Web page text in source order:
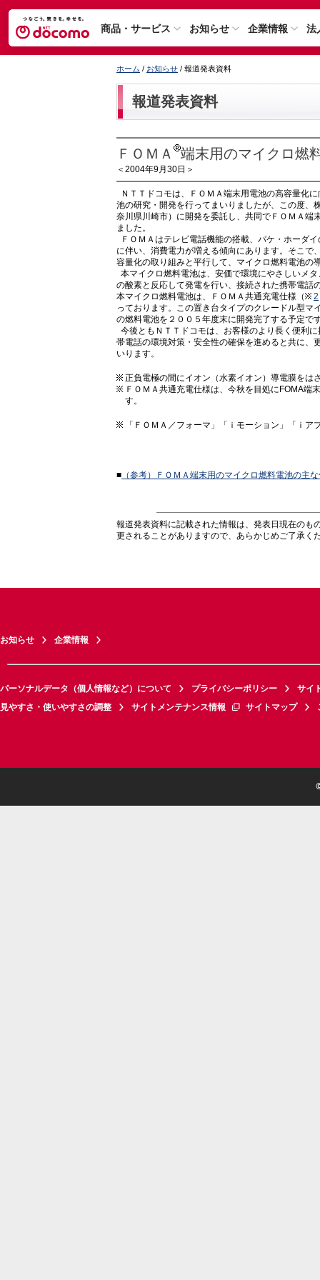
商品・サービス お知らせ 企業情報 法
ホーム / お知らせ / 報道発表資料
報道発表資料
ＦＯＭＡ 端末用のマイクロ燃
＜2004年9月30日＞
ＮＴＴドコモは、ＦＯＭＡ端末用電池の高容量化
池の研究・開発を行ってまいりましたが、この度、
奈川県川崎市）に開発を委託し、共同でＦＯＭＡ端
ました。
ＦＯＭＡはテレビ電話機能の搭載、パケ・ホーダ
に伴い、消費電力が増える傾向にあります。そこで
容量化の取り組みと平行して、マイクロ燃料電池の
本マイクロ燃料電池は、安価で環境にやさしいメ
の酸素と反応して発電を行い、接続された携帯電話
本マイクロ燃料電池は、ＦＯＭＡ共通充電仕様 （ 2
っております。この置き台タイプのクレードル型マ
の燃料電池を２００５年度末に開発完了する予定で
今後ともＮＴＴドコモは、お客様のより長く便利
帯電話の環境対策・安全性の確保を進めると共に、
いります。
正負電極の間にイオン（水素イオン）導電膜をは
ＦＯＭＡ共通充電仕様は、今秋を目処にFOMA端
す。
「ＦＯＭＡ／フォーマ」「ｉモーション」「ｉ
■ （参考）ＦＯＭＡ端末用のマイクロ燃料電池の主
報道発表資料に記載された情報は、発表日現在のも
更されることがありますので、あらかじめご了承く
お知らせ 企業情報
パーソナルデータ（個人情報など）について プライバシーポリシー
サイ
見やすさ・使いやすさの調整
サイトメンテナンス情報 サイトマップ